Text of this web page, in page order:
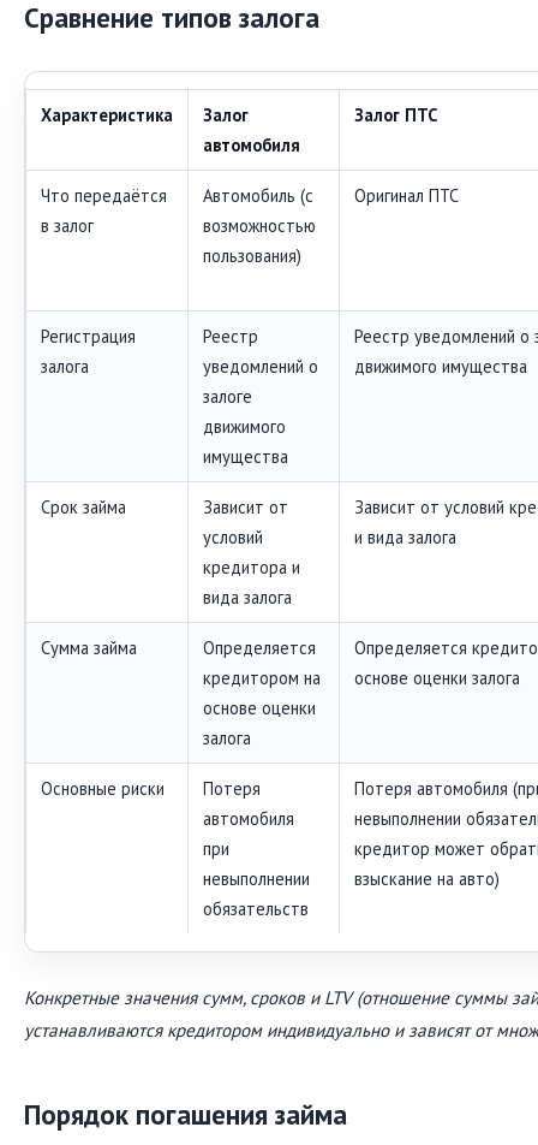
Сравнение типов залога
Характеристика
Залог
автомобиля
Залог ПТС
Что передаётся
в залог
Автомобиль (с
возможностью
пользования)
Оригинал ПТС
Регистрация
залога
Реестр
уведомлений о
залоге
движимого
имущества
Реестр уведомлений о
движимого имущества
Срок займа
Зависит от
условий
кредитора и
вида залога
Зависит от условий
и вида залога
Сумма займа
Определяется
кредитором на
основе оценки
залога
Определяется
основе оценки залога
Основные риски
Потеря
автомобиля
при
невыполнении
обязательств
Потеря автомобиля
невыполнении
кредитор может
взыскание на авто)
Конкретные значения сумм, сроков и LTV (отношение суммы
устанавливаются кредитором индивидуально и зависят от
Порядок погашения займа